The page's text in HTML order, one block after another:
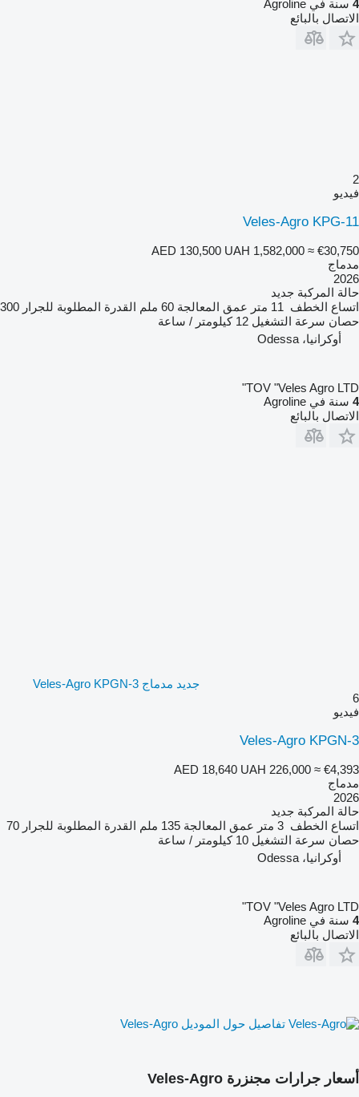
4 سنة في Agroline
الاتصال بالبائع
2
فيديو
Veles-Agro KPG-11
AED 130,500 UAH 1,582,000 ≈ €30,750
مدماج
2026
حالة المركبة جديد
اتساع الخطف 11 متر عمق المعالجة 60 ملم القدرة المطلوبة للجرار 300
حصان سرعة التشغيل 12 كيلومتر / ساعة
أوكرانيا، Odessa
TOV "Veles Agro LTD"
4 سنة في Agroline
الاتصال بالبائع
جديد مدماج Veles-Agro KPGN-3
6
فيديو
Veles-Agro KPGN-3
AED 18,640 UAH 226,000 ≈ €4,393
مدماج
2026
حالة المركبة جديد
اتساع الخطف 3 متر عمق المعالجة 135 ملم القدرة المطلوبة للجرار 70
حصان سرعة التشغيل 10 كيلومتر / ساعة
أوكرانيا، Odessa
TOV "Veles Agro LTD"
4 سنة في Agroline
الاتصال بالبائع
تفاصيل حول الموديل Veles-Agro
أسعار جرارات مجنزرة Veles-Agro